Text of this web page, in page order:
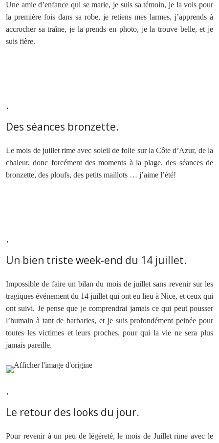
Une amie d’enfance qui se marie, je suis sa témoin, je la vois pour
la première fois dans sa robe, je retiens mes larmes, j’apprends à
accrocher sa traîne, je la prends en photo, je la trouve belle, et je
suis fière.
.
Des séances bronzette.
Le mois de juillet rime avec soleil de folie sur la Côte d’Azur, de la
chaleur, donc forcément des moments à la plage, des séances de
bronzette, des ploufs, des petits maillots … j’aime l’été!
.
Un bien triste week-end du 14 juillet.
Impossible de faire un bilan du mois de juillet sans revenir sur les
tragiques événement du 14 juillet qui ont eu lieu à Nice, et ceux qui
ont suivi. Je pense que je comprendrai jamais ce qui peut pousser
l’humain à tant de barbaries, et je suis profondément peinée pour
toutes les victimes et leurs proches, pour qui la vie ne sera plus
jamais pareille.
.
Le retour des looks du jour.
Pour revenir à un peu de légèreté, le mois de Juillet rime avec le